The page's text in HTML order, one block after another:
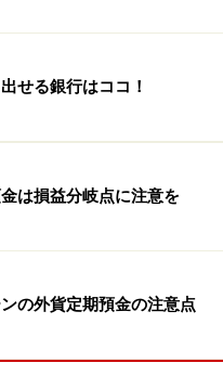
ン！
利は高い」のは預金者
？
求できるしくみが、原
とインターネット取引
せる銀行はココ！
は損益分岐点に注意を
の外貨定期預金の注意点